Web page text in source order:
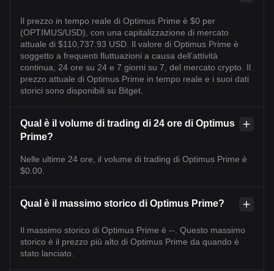
Il prezzo in tempo reale di Optimus Prime è $0 per
(OPTIMUS/USD), con una capitalizzazione di mercato
attuale di $110,737.93 USD. Il valore di Optimus Prime è
soggetto a frequenti fluttuazioni a causa dell’attività
continua, 24 ore su 24 e 7 giorni su 7, del mercato crypto. Il
prezzo attuale di Optimus Prime in tempo reale e i suoi dati
storici sono disponibili su Bitget.
Qual è il volume di trading di 24 ore di Optimus
Prime?
Nelle ultime 24 ore, il volume di trading di Optimus Prime è
$0.00.
Qual è il massimo storico di Optimus Prime?
Il massimo storico di Optimus Prime è --. Questo massimo
storico è il prezzo più alto di Optimus Prime da quando è
stato lanciato.